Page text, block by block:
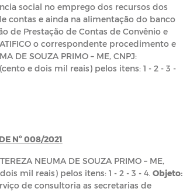
social no emprego dos recursos dos
contas e ainda na alimentação do banco
de Prestação de Contas de Convênio e
o correspondente procedimento e
DE SOUZA PRIMO – ME, CNPJ:
e dois mil reais) pelos itens: 1 - 2 - 3 -
Nº 008/2021
NEUMA DE SOUZA PRIMO – ME,
mil reais) pelos itens: 1 - 2 - 3 - 4. Objeto:
de consultoria as secretarias de